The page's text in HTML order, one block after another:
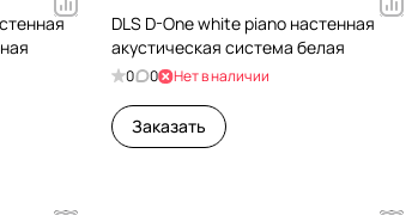
DLS D-One white piano настенная
акустическая система белая
0 0 Нет в наличии
Заказать